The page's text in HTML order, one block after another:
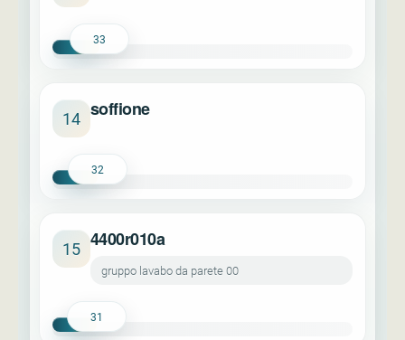
33
14 soffione
32
15 4400r010a
gruppo lavabo da parete 00
31